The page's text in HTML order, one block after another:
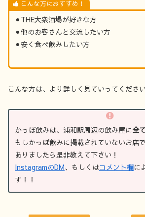
こんな方におすすめ！
⚫︎THE大衆酒場が好きな方
⚫︎他のお客さんと交流したい方
⚫︎安く食べ飲みしたい方
こんな方は、より詳しく見ていってください
かっぽ飲みは、浦和駅周辺の飲み屋に全て
もしかっぽ飲みに掲載されていないお店で
ありましたら是非教えて下さい！
InstagramのDM、もしくはコメント欄に
す！！